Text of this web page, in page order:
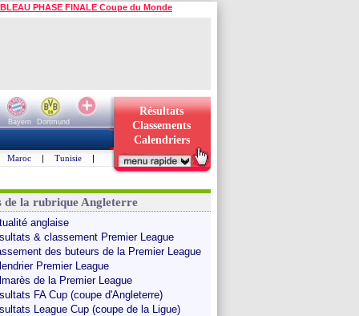
PHASE FINALE Coupe du Monde
Bayern
Dortmund
Résultats
Classements
Calendriers
Maroc | Tunisie |
de la rubrique Angleterre
anglaise
& classement Premier League
des buteurs de la Premier League
Premier League
de la Premier League
FA Cup (coupe d'Angleterre)
League Cup (coupe de la Ligue)